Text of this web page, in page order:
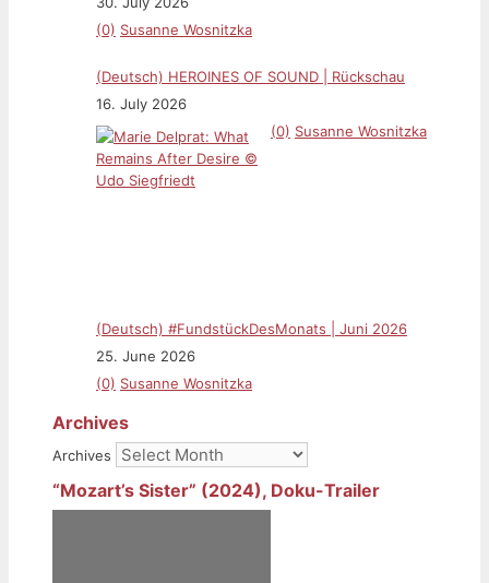
(0) Susanne Wosnitzka
(Deutsch) HEROINES OF SOUND | Rückschau
16. July 2026
(0) Susanne Wosnitzka
(Deutsch) #FundstückDesMonats | Juni 2026
25. June 2026
(0) Susanne Wosnitzka
Archives
Archives
“Mozart’s Sister” (2024), Doku-Trailer